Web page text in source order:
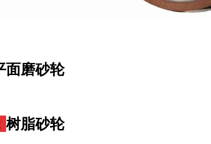
面磨砂轮
树脂砂轮